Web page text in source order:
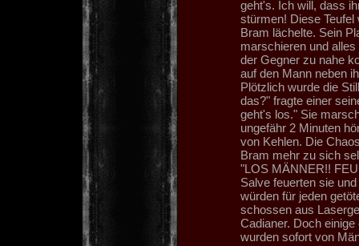
geht's. Ich will, dass
stürmen! Diese
Bram lächelte. Sein
marschieren und
der Gegner zu nahe
auf den Mann neben
Plötzlich wurde die
das?" fragte einer
geht's los." Sie
ungefähr 2 Minuten
von Kehlen. Die
Bram mehr zu sich
"LOS MÄNNER!!
Salve feuerten sie
würden für jeden
schossen aus
Cadianer. Doch
wurden sofort von